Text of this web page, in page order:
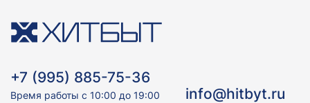
+7 (995) 885-75-36
Время работы с 10:00 до 19:00 info@hitbyt.ru